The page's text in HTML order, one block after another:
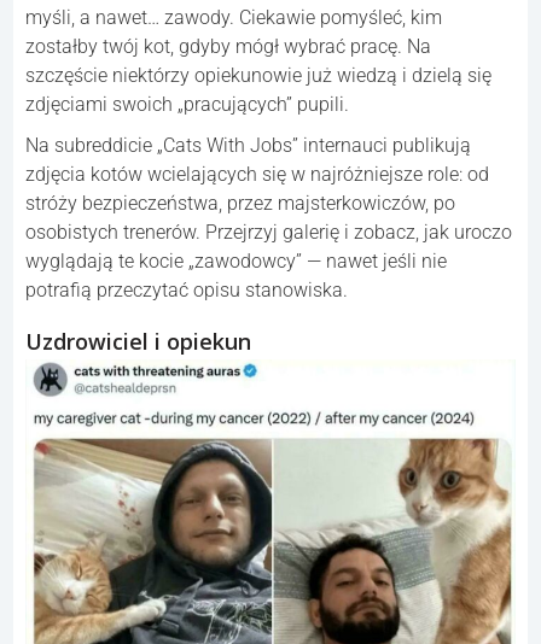
myśli, a nawet… zawody. Ciekawie pomyśleć, kim
zostałby twój kot, gdyby mógł wybrać pracę. Na
szczęście niektórzy opiekunowie już wiedzą i dzielą się
zdjęciami swoich „pracujących” pupili.
Na subreddicie „Cats With Jobs” internauci publikują
zdjęcia kotów wcielających się w najróżniejsze role: od
stróży bezpieczeństwa, przez majsterkowiczów, po
osobistych trenerów. Przejrzyj galerię i zobacz, jak uroczo
wyglądają te kocie „zawodowcy” — nawet jeśli nie
potrafią przeczytać opisu stanowiska.
Uzdrowiciel i opiekun